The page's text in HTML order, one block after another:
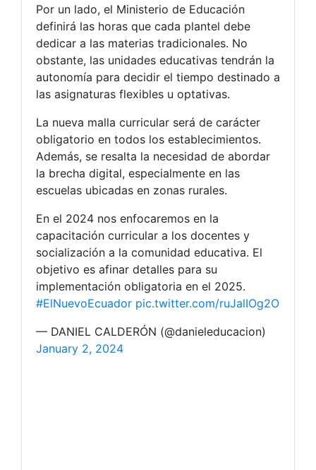
Por un lado, el Ministerio de Educación
definirá las horas que cada plantel debe
dedicar a las materias tradicionales. No
obstante, las unidades educativas tendrán la
autonomía para decidir el tiempo destinado a
las asignaturas flexibles u optativas.
La nueva malla curricular será de carácter
obligatorio en todos los establecimientos.
Además, se resalta la necesidad de abordar
la brecha digital, especialmente en las
escuelas ubicadas en zonas rurales.
En el 2024 nos enfocaremos en la
capacitación curricular a los docentes y
socialización a la comunidad educativa. El
objetivo es afinar detalles para su
implementación obligatoria en el 2025.
#ElNuevoEcuador pic.twitter.com/ruJalIOg2O
— DANIEL CALDERÓN (@danieleducacion)
January 2, 2024